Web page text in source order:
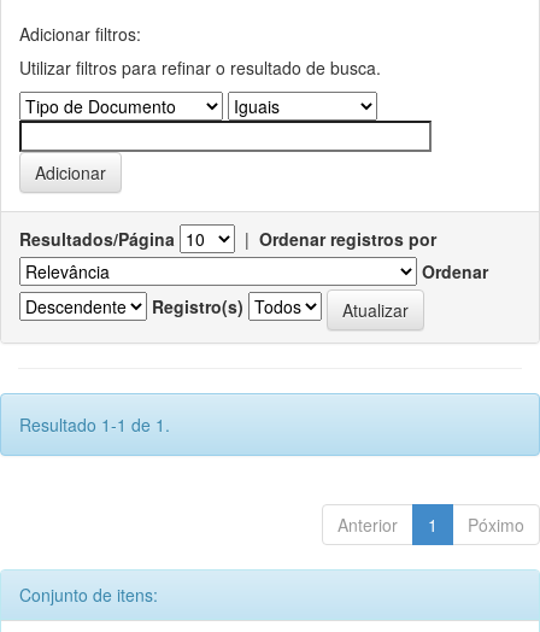
Adicionar filtros:
Utilizar filtros para refinar o resultado de busca.
Resultados/Página | Ordenar registros por
Ordenar
Registro(s)
Resultado 1-1 de 1.
Anterior 1 Póximo
Conjunto de itens: